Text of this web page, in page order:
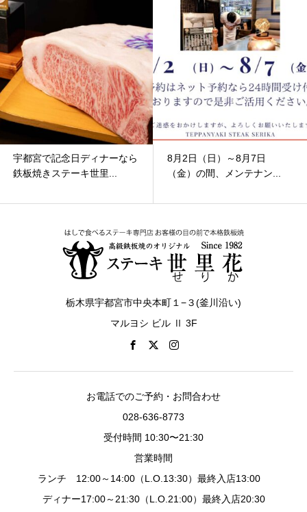
宇都宮で記念日ディナーなら
鉄板焼きステーキ世里...
8月2日（日）～8月7日
（金）の間、メンテナン...
栃木県宇都宮市中央本町１−３(釜川沿い)
マルヨシ ビル Ⅱ 3F
お電話でのご予約・お問合わせ
028-636-8773
受付時間 10:30〜21:30
営業時間
ランチ 12:00～14:00（L.O.13:30）最終入店13:00
ディナー17:00～21:30（L.O.21:00）最終入店20:30